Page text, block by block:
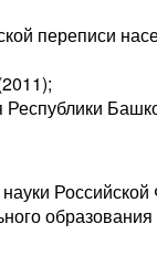
переписи
образования